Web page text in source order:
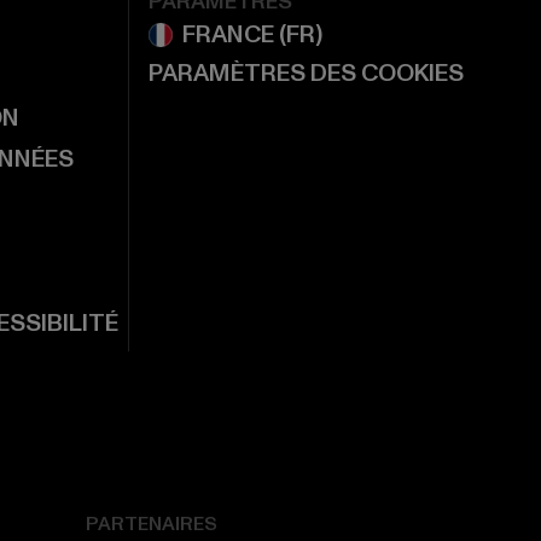
PARAMÈTRES DES COOKIES
PARTENAIRES